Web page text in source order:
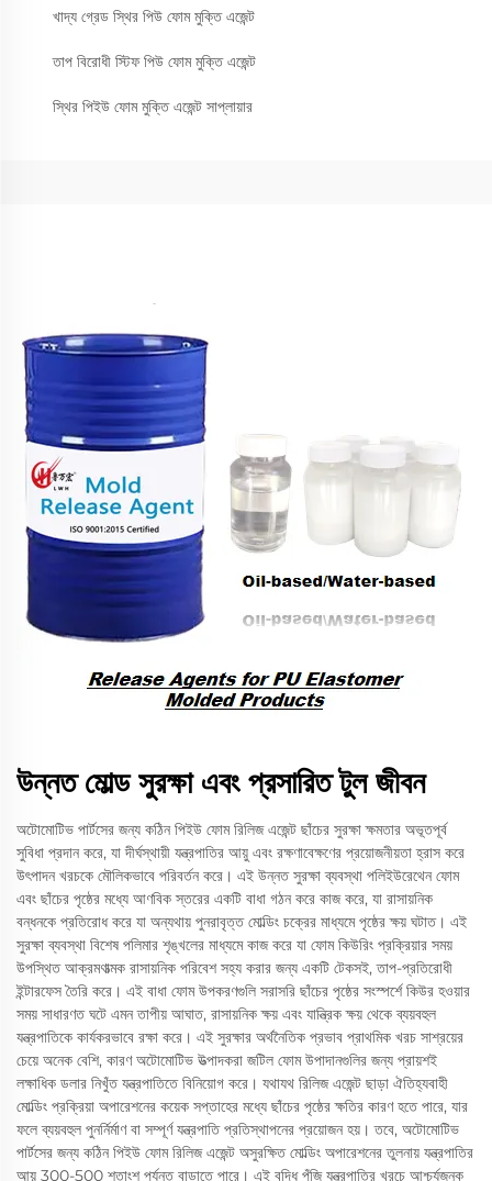
খাদ্য গ্রেড স্থির পিউ ফোম মুক্তি এজেন্ট
তাপ বিরোধী স্টিফ পিউ ফোম মুক্তি এজেন্ট
স্থির পিইউ ফোম মুক্তি এজেন্ট সাপ্লায়ার
উন্নত মোল্ড সুরক্ষা এবং প্রসারিত টুল জীবন
অটোমোটিভ পার্টসের জন্য কঠিন পিইউ ফোম রিলিজ এজেন্ট ছাঁচের সুরক্ষা ক্ষমতার অভূতপূর্ব
সুবিধা প্রদান করে, যা দীর্ঘস্থায়ী যন্ত্রপাতির আয়ু এবং রক্ষণাবেক্ষণের প্রয়োজনীয়তা হ্রাস করে
উৎপাদন খরচকে মৌলিকভাবে পরিবর্তন করে। এই উন্নত সুরক্ষা ব্যবস্থা পলিইউরেথেন ফোম
এবং ছাঁচের পৃষ্ঠের মধ্যে আণবিক স্তরের একটি বাধা গঠন করে কাজ করে, যা রাসায়নিক
বন্ধনকে প্রতিরোধ করে যা অন্যথায় পুনরাবৃত্ত মোল্ডিং চক্রের মাধ্যমে পৃষ্ঠের ক্ষয় ঘটাত। এই
সুরক্ষা ব্যবস্থা বিশেষ পলিমার শৃঙ্খলের মাধ্যমে কাজ করে যা ফোম কিউরিং প্রক্রিয়ার সময়
উপস্থিত আক্রমণাত্মক রাসায়নিক পরিবেশ সহ্য করার জন্য একটি টেকসই, তাপ-প্রতিরোধী
ইন্টারফেস তৈরি করে। এই বাধা ফোম উপকরণগুলি সরাসরি ছাঁচের পৃষ্ঠের সংস্পর্শে কিউর হওয়ার
সময় সাধারণত ঘটে এমন তাপীয় আঘাত, রাসায়নিক ক্ষয় এবং যান্ত্রিক ক্ষয় থেকে ব্যয়বহুল
যন্ত্রপাতিকে কার্যকরভাবে রক্ষা করে। এই সুরক্ষার অর্থনৈতিক প্রভাব প্রাথমিক খরচ সাশ্রয়ের
চেয়ে অনেক বেশি, কারণ অটোমোটিভ উত্পাদকরা জটিল ফোম উপাদানগুলির জন্য প্রায়শই
লক্ষাধিক ডলার নিখুঁত যন্ত্রপাতিতে বিনিয়োগ করে। যথাযথ রিলিজ এজেন্ট ছাড়া ঐতিহ্যবাহী
মোল্ডিং প্রক্রিয়া অপারেশনের কয়েক সপ্তাহের মধ্যে ছাঁচের পৃষ্ঠের ক্ষতির কারণ হতে পারে, যার
ফলে ব্যয়বহুল পুনর্নির্মাণ বা সম্পূর্ণ যন্ত্রপাতি প্রতিস্থাপনের প্রয়োজন হয়। তবে, অটোমোটিভ
পার্টসের জন্য কঠিন পিইউ ফোম রিলিজ এজেন্ট অসুরক্ষিত মোল্ডিং অপারেশনের তুলনায় যন্ত্রপাতির
আয়ু 300-500 শতাংশ পর্যন্ত বাড়াতে পারে। এই বৃদ্ধি পুঁজি যন্ত্রপাতির খরচে আশ্চর্যজনক